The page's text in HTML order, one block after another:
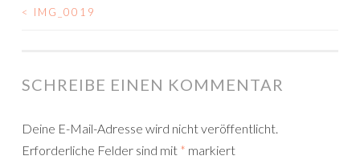
BEITRAGSNAVIGATION
< IMG_0019
SCHREIBE EINEN KOMMENTAR
Deine E-Mail-Adresse wird nicht veröffentlicht.
Erforderliche Felder sind mit * markiert